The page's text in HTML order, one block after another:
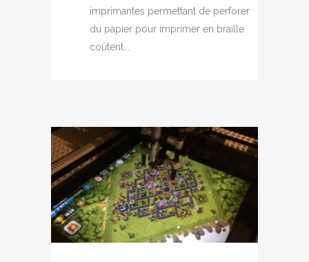
imprimantes permettant de perforer
du papier pour imprimer en braille
coûtent...